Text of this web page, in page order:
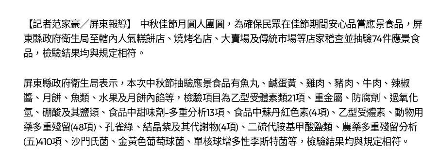
【記者范家豪／屏東報導】 中秋佳節月圓人團圓，為確保民眾在佳節期間安心品嘗應景食品，屏
東縣政府衛生局至轄內人氣糕餅店、燒烤名店、大賣場及傳統市場等店家稽查並抽驗74件應景食
品，檢驗結果均與規定相符。
屏東縣政府衛生局表示，本次中秋節抽驗應景食品有魚丸、鹹蛋黃、雞肉、豬肉、牛肉、辣椒
醬、月餅、魚類、水果及月餅內餡等，檢驗項目為乙型受體素類21項、重金屬、防腐劑、過氧化
氫、硼酸及其鹽類、食品中甜味劑-多重分析13項、食品中蘇丹紅色素(4項)、乙型受體素、動物用
藥多重殘留(48項)、孔雀綠、結晶紫及其代謝物(4項)、二硫代胺基甲酸鹽類、農藥多重殘留分析
(五)410項、沙門氏菌、金黃色葡萄球菌、單核球增多性李斯特菌等，檢驗結果均與規定相符。